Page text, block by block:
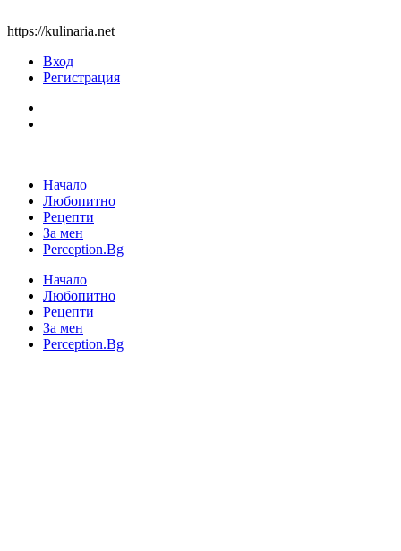
https://kulinaria.net
Вход
Регистрация
Начало
Любопитно
Рецепти
За мен
Perception.Bg
Начало
Любопитно
Рецепти
За мен
Perception.Bg